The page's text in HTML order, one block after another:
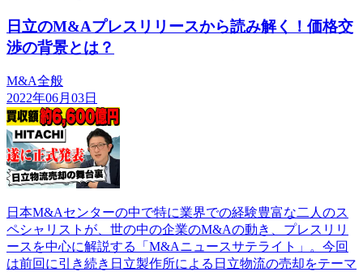
日立のM&Aプレスリリースから読み解く！価格交
渉の背景とは？
M&A全般
2022年06月03日
日本M&Aセンターの中で特に業界での経験豊富な二人のス
ペシャリストが、世の中の企業のM&Aの動き、プレスリリ
ースを中心に解説する「M&Aニュースサテライト」。今回
は前回に引き続き日立製作所による日立物流の売却をテーマ